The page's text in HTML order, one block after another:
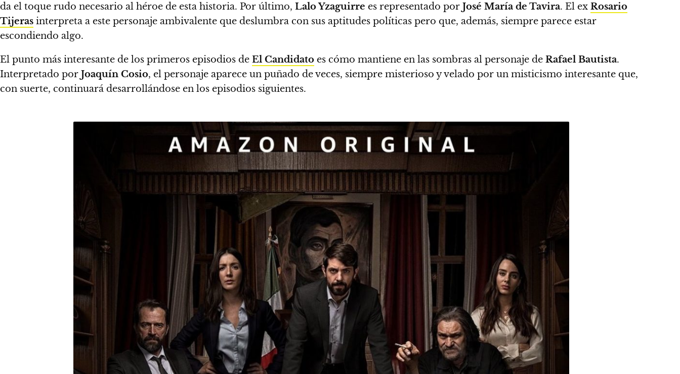
da el toque rudo necesario al héroe de esta historia. Por último, Lalo Yzaguirre es representado por José María de Tavira. El ex Rosario
Tijeras interpreta a este personaje ambivalente que deslumbra con sus aptitudes políticas pero que, además, siempre parece estar
escondiendo algo.
El punto más interesante de los primeros episodios de El Candidato es cómo mantiene en las sombras al personaje de Rafael Bautista.
Interpretado por Joaquín Cosio, el personaje aparece un puñado de veces, siempre misterioso y velado por un misticismo interesante que,
con suerte, continuará desarrollándose en los episodios siguientes.